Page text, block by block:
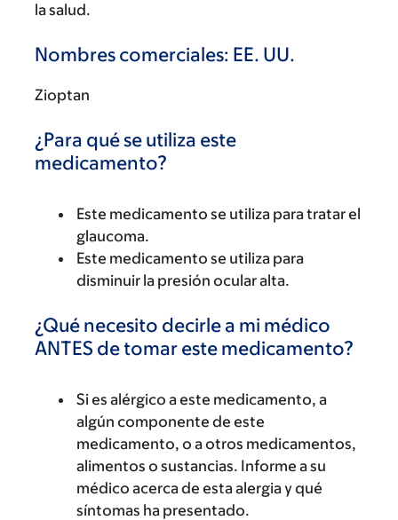
la salud.
Nombres comerciales: EE. UU.
Zioptan
¿Para qué se utiliza este
medicamento?
Este medicamento se utiliza para tratar el
glaucoma.
Este medicamento se utiliza para
disminuir la presión ocular alta.
¿Qué necesito decirle a mi médico
ANTES de tomar este medicamento?
Si es alérgico a este medicamento, a
algún componente de este
medicamento, o a otros medicamentos,
alimentos o sustancias. Informe a su
médico acerca de esta alergia y qué
síntomas ha presentado.